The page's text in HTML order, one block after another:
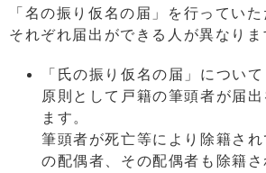
「名の振り仮名の届」を行っていた
それぞれ届出ができる人が異なりま
「氏の振り仮名の届」について
原則として戸籍の筆頭者が届
ます。
筆頭者が死亡等により除籍さ
の配偶者、その配偶者も除籍さ